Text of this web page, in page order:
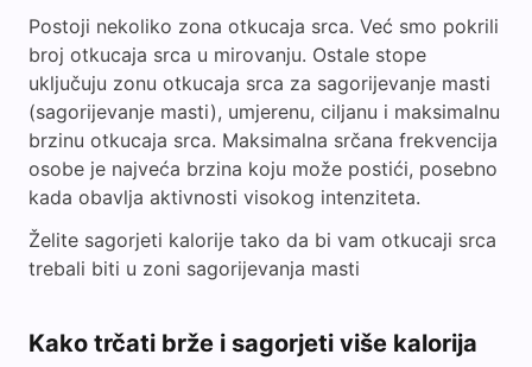
Postoji nekoliko zona otkucaja srca. Već smo pokrili
broj otkucaja srca u mirovanju. Ostale stope
uključuju zonu otkucaja srca za sagorijevanje masti
(sagorijevanje masti), umjerenu, ciljanu i maksimalnu
brzinu otkucaja srca. Maksimalna srčana frekvencija
osobe je najveća brzina koju može postići, posebno
kada obavlja aktivnosti visokog intenziteta.
Želite sagorjeti kalorije tako da bi vam otkucaji srca
trebali biti u zoni sagorijevanja masti
Kako trčati brže i sagorjeti više kalorija